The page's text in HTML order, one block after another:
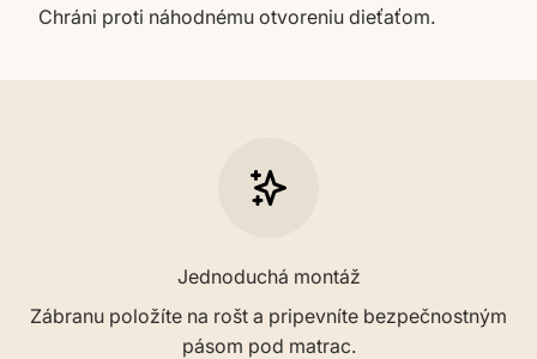
Chráni proti náhodnému otvoreniu dieťaťom.
Jednoduchá montáž
Zábranu položíte na rošt a pripevníte bezpečnostným
pásom pod matrac.